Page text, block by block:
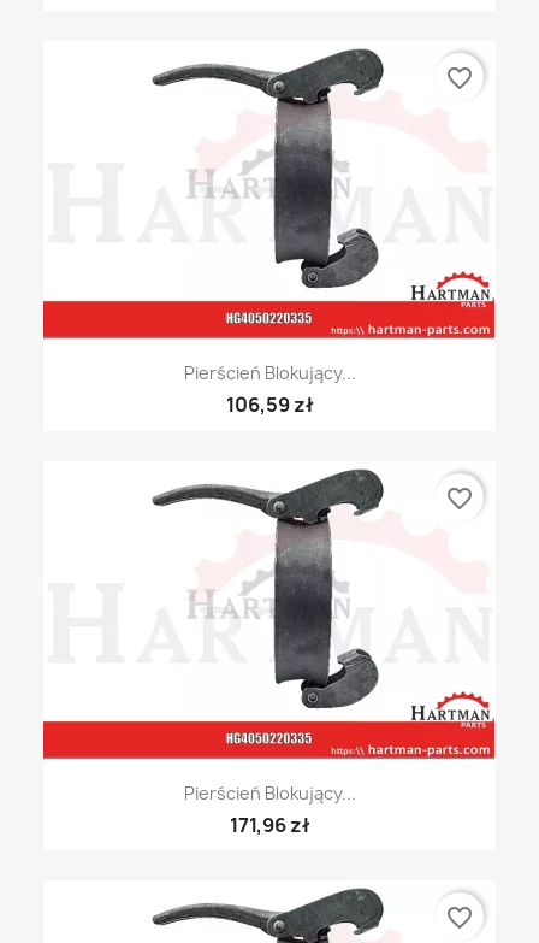
Pierścień Blokujący...
106,59 zł
favorite_border
Pierścień Blokujący...
171,96 zł
favorite_border
favorite_border